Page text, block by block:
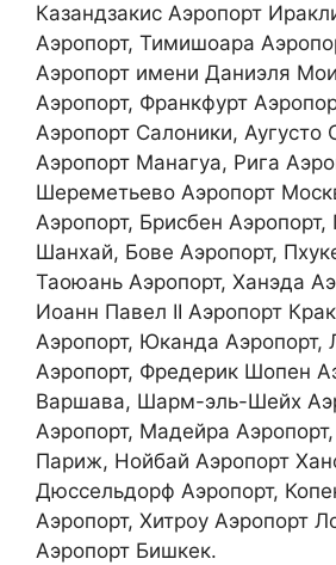
Казандзакис Аэропорт
Аэропорт, Тимишоара
Аэропорт имени Даниэля
Аэропорт, Франкфурт
Аэропорт Салоники, Аугусто
Аэропорт Манагуа, Рига
Шереметьево Аэропорт
Аэропорт, Брисбен Аэропорт,
Шанхай, Бове Аэропорт,
Таоюань Аэропорт, Ханэда
Иоанн Павел II Аэропорт
Аэропорт, Юканда Аэропорт,
Аэропорт, Фредерик Шопен
Варшава, Шарм-эль-Шейх
Аэропорт, Мадейра
Париж, Нойбай Аэропорт
Дюссельдорф Аэропорт,
Аэропорт, Хитроу Аэропорт
Аэропорт Бишкек.